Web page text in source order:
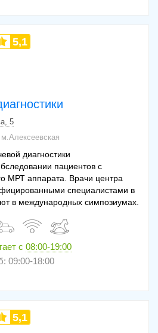
5,1
5
м.Алексеевская
диагностики
пациентов с
МРТ аппарата. Врачи центра
специалистами в
в международных симпозиумах.
с 08:00-19:00
09:00-18:00
5,1